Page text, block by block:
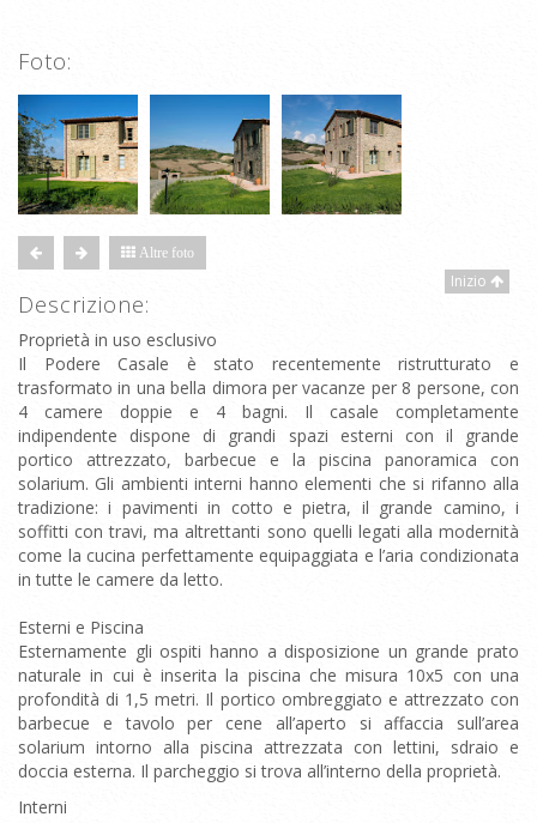
Foto:
Altre foto
Inizio
Descrizione:
Proprietà in uso esclusivo
Il Podere Casale è stato recentemente ristrutturato e
trasformato in una bella dimora per vacanze per 8 persone, con
4 camere doppie e 4 bagni. Il casale completamente
indipendente dispone di grandi spazi esterni con il grande
portico attrezzato, barbecue e la piscina panoramica con
solarium. Gli ambienti interni hanno elementi che si rifanno alla
tradizione: i pavimenti in cotto e pietra, il grande camino, i
soffitti con travi, ma altrettanti sono quelli legati alla modernità
come la cucina perfettamente equipaggiata e l’aria condizionata
in tutte le camere da letto.
Esterni e Piscina
Esternamente gli ospiti hanno a disposizione un grande prato
naturale in cui è inserita la piscina che misura 10x5 con una
profondità di 1,5 metri. Il portico ombreggiato e attrezzato con
barbecue e tavolo per cene all’aperto si affaccia sull’area
solarium intorno alla piscina attrezzata con lettini, sdraio e
doccia esterna. Il parcheggio si trova all’interno della proprietà.
Interni